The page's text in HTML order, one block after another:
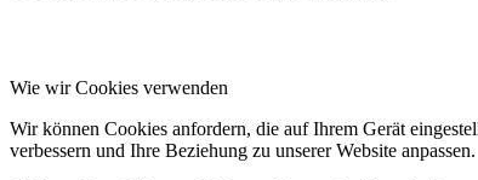
Wie wir Cookies verwenden
Wir können Cookies anfordern, die auf Ihrem Gerät
verbessern und Ihre Beziehung zu unserer Website anpassen.